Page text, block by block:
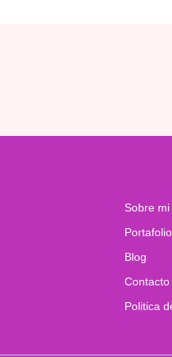
Sobre mi
Blog
Contacto
Politica